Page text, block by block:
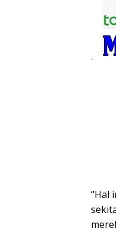
“Hal